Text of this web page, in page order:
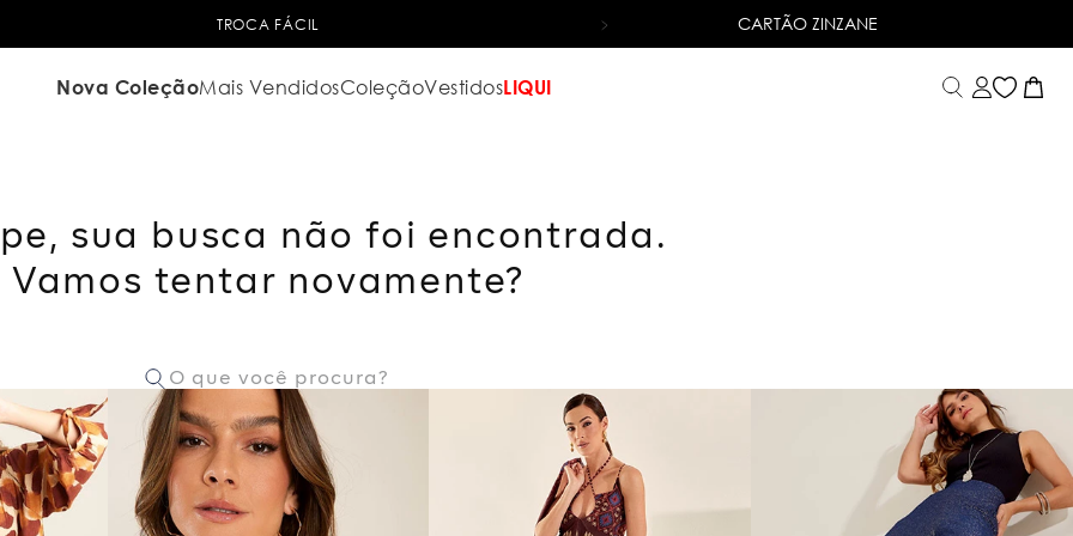
TROCA FÁCIL 6X SEM JUROSNO CARTÃO DE CRÉDITO
CARTÃO ZINZANE
Nova ColeçãoMais VendidosColeçãoVestidosLIQUI
sua busca não foi encontrada.
Vamos tentar novamente?